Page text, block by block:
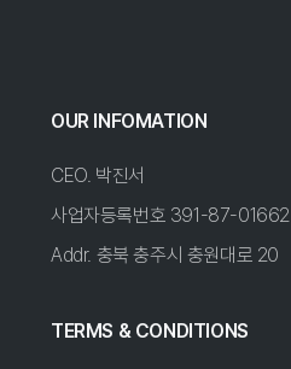
OUR INFOMATION
CEO. 박진서
사업자등록번호 391-87-01662
Addr. 충북 충주시 충원대로 20
TERMS & CONDITIONS